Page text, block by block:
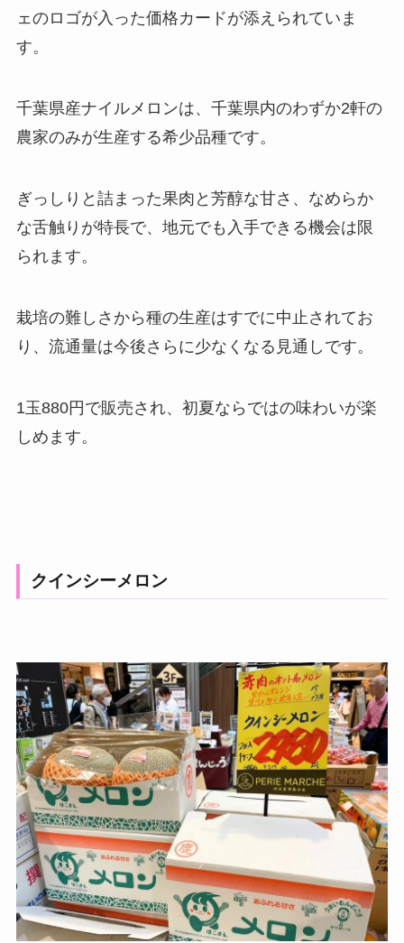
ェのロゴが入った価格カードが添えられていま
す。
千葉県産ナイルメロンは、千葉県内のわずか2軒の
農家のみが生産する希少品種です。
ぎっしりと詰まった果肉と芳醇な甘さ、なめらか
な舌触りが特長で、地元でも入手できる機会は限
られます。
栽培の難しさから種の生産はすでに中止されてお
り、流通量は今後さらに少なくなる見通しです。
1玉880円で販売され、初夏ならではの味わいが楽
しめます。
クインシーメロン